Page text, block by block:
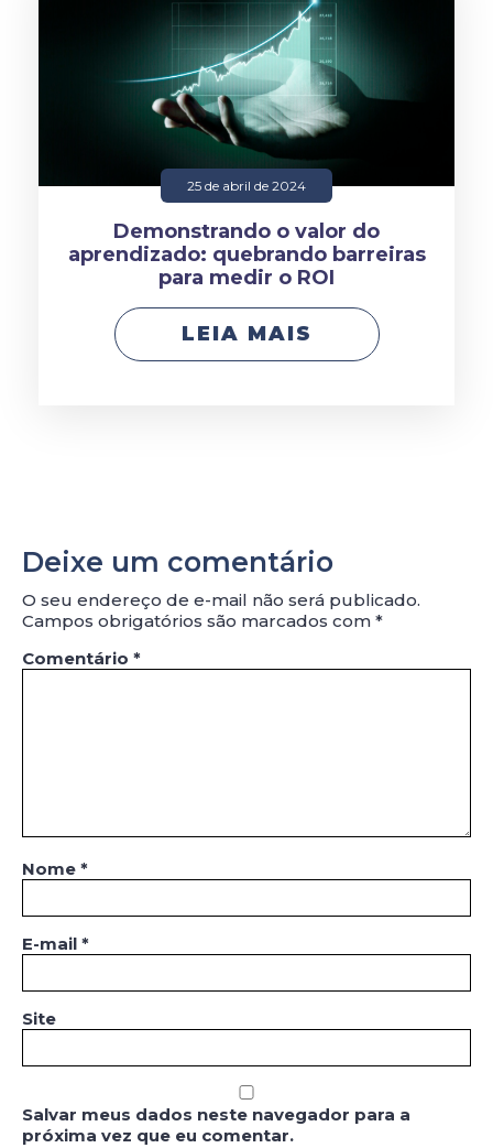
25 de abril de 2024
Demonstrando o valor do
aprendizado: quebrando barreiras
para medir o ROI
LEIA MAIS
Deixe um comentário
O seu endereço de e-mail não será publicado.
Campos obrigatórios são marcados com *
Comentário *
Nome *
E-mail *
Site
Salvar meus dados neste navegador para a
próxima vez que eu comentar.